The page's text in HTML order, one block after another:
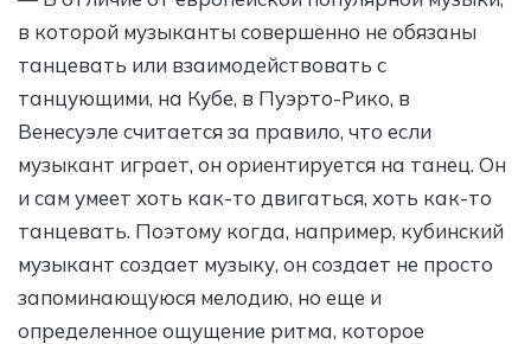
в которой музыканты совершенно не обязаны
танцевать или взаимодействовать с
танцующими, на Кубе, в Пуэрто-Рико, в
Венесуэле считается за правило, что если
музыкант играет, он ориентируется на танец. Он
и сам умеет хоть как-то двигаться, хоть как-то
танцевать. Поэтому когда, например, кубинский
музыкант создает музыку, он создает не просто
запоминающуюся мелодию, но еще и
определенное ощущение ритма, которое